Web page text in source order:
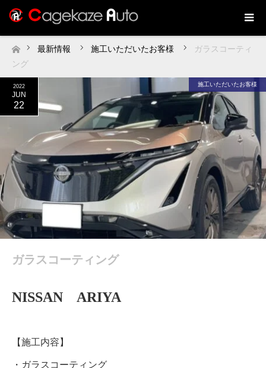
ホーム
最新情報 施工いただいたお客様
ガラスコーティ
ング
2022
JUN
22
施工いただいたお客様
ガラスコーティング
NISSAN ARIYA
【施工内容】
・ガラスコーティング